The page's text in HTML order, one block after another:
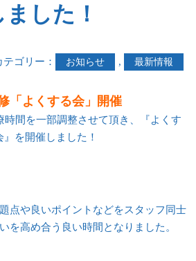
ました！
ゴリー： お知らせ , 最新情報
「よくする会」開催
時間を一部調整させて頂き、『よくす
』を開催しました！
点や良いポイントなどをスタッフ同士
を高め合う良い時間となりました。